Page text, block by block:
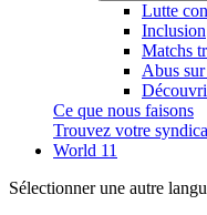
Lutte
Inclusion
Matchs
Abus
Ce que nous faisons
Trouvez votre
World 11
Sélectionner une autre